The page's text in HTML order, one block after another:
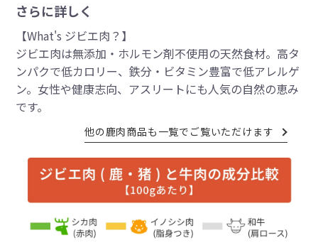
さらに詳しく
【What's ジビエ肉？】
ジビエ肉は無添加・ホルモン剤不使用の天然食材。高タ
ンパクで低カロリー、鉄分・ビタミン豊富で低アレルゲ
ン。女性や健康志向、アスリートにも人気の自然の恵み
です。
他の鹿肉商品も一覧でご覧いただけます